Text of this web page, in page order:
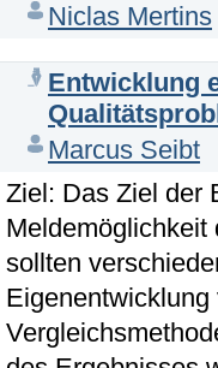
Niclas Mertins
Entwicklung
Marcus Seibt
Ziel: Das Ziel der
Meldemöglichkeit
sollten